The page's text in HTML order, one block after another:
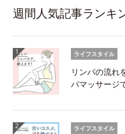
週間人気記事ランキ
ライフスタイル
リンパの流れ
パマッサージ
ライフスタイル